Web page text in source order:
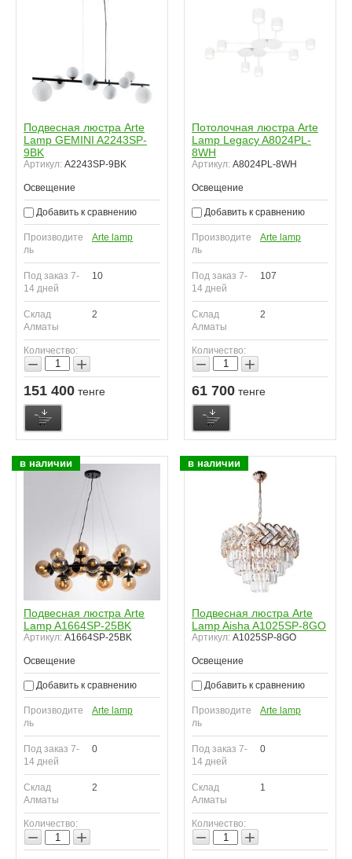
Подвесная люстра Arte
Lamp GEMINI A2243SP-
9BK
Артикул: A2243SP-9BK
Освещение
Добавить к сравнению
Производите
ль
Arte lamp
Под заказ 7-
14 дней
10
Склад
Алматы
2
Количество:
− +
151 400 тенге
Потолочная люстра Arte
Lamp Legacy A8024PL-
8WH
Артикул: A8024PL-8WH
Освещение
Добавить к сравнению
Производите
ль
Arte lamp
Под заказ 7-
14 дней
107
Склад
Алматы
2
Количество:
− +
61 700 тенге
в наличии
Подвесная люстра Arte
Lamp A1664SP-25BK
Артикул: A1664SP-25BK
Освещение
Добавить к сравнению
Производите
ль
Arte lamp
Под заказ 7-
14 дней
0
Склад
Алматы
2
Количество:
− +
в наличии
Подвесная люстра Arte
Lamp Aisha A1025SP-8GO
Артикул: A1025SP-8GO
Освещение
Добавить к сравнению
Производите
ль
Arte lamp
Под заказ 7-
14 дней
0
Склад
Алматы
1
Количество:
− +